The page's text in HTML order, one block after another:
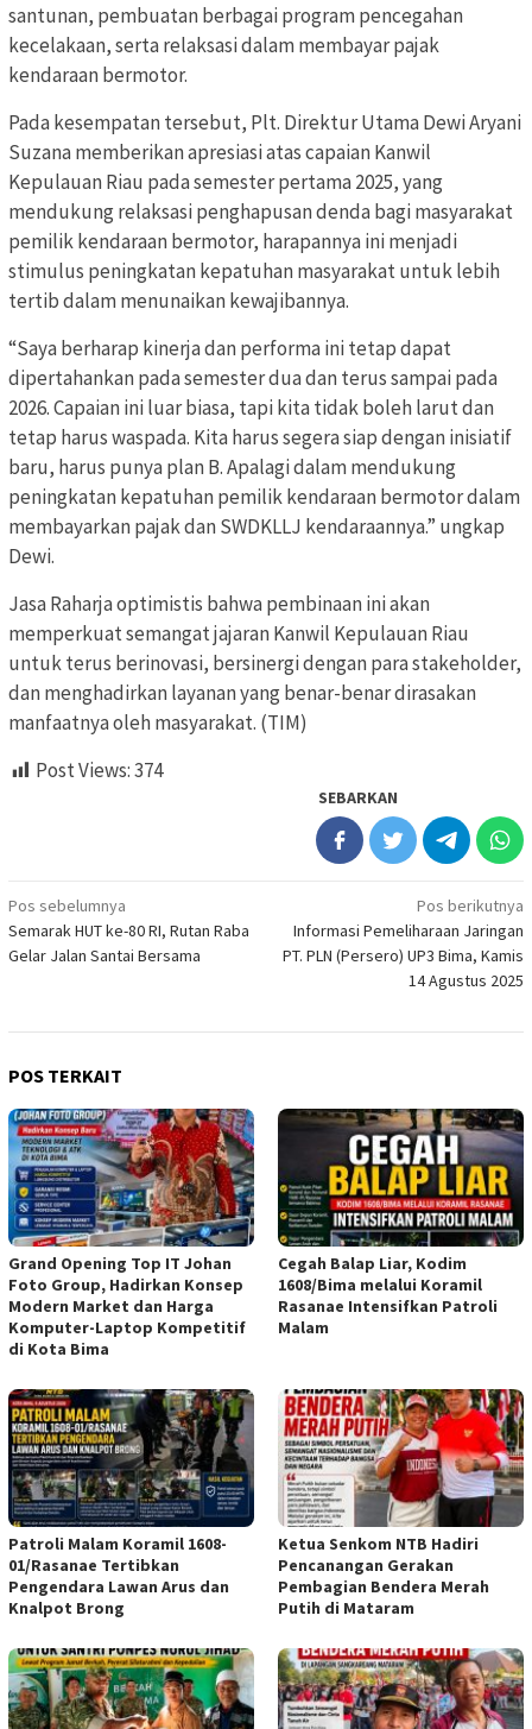
santunan, pembuatan berbagai program pencegahan
kecelakaan, serta relaksasi dalam membayar pajak
kendaraan bermotor.
Pada kesempatan tersebut, Plt. Direktur Utama Dewi Aryani
Suzana memberikan apresiasi atas capaian Kanwil
Kepulauan Riau pada semester pertama 2025, yang
mendukung relaksasi penghapusan denda bagi masyarakat
pemilik kendaraan bermotor, harapannya ini menjadi
stimulus peningkatan kepatuhan masyarakat untuk lebih
tertib dalam menunaikan kewajibannya.
“Saya berharap kinerja dan performa ini tetap dapat
dipertahankan pada semester dua dan terus sampai pada
2026. Capaian ini luar biasa, tapi kita tidak boleh larut dan
tetap harus waspada. Kita harus segera siap dengan inisiatif
baru, harus punya plan B. Apalagi dalam mendukung
peningkatan kepatuhan pemilik kendaraan bermotor dalam
membayarkan pajak dan SWDKLLJ kendaraannya.” ungkap
Dewi.
Jasa Raharja optimistis bahwa pembinaan ini akan
memperkuat semangat jajaran Kanwil Kepulauan Riau
untuk terus berinovasi, bersinergi dengan para stakeholder,
dan menghadirkan layanan yang benar-benar dirasakan
manfaatnya oleh masyarakat. (TIM)
Post Views:374
SEBARKAN
Navigasi
pos
Pos sebelumnya
Semarak HUT ke-80 RI, Rutan Raba
Gelar Jalan Santai Bersama
Pos berikutnya
Informasi Pemeliharaan Jaringan
PT. PLN (Persero) UP3 Bima, Kamis
14 Agustus 2025
POS TERKAIT
Grand Opening Top IT Johan
Foto Group, Hadirkan Konsep
Modern Market dan Harga
Komputer-Laptop Kompetitif
di Kota Bima
Cegah Balap Liar, Kodim
1608/Bima melalui Koramil
Rasanae Intensifkan Patroli
Malam
Patroli Malam Koramil 1608-
01/Rasanae Tertibkan
Pengendara Lawan Arus dan
Knalpot Brong
Ketua Senkom NTB Hadiri
Pencanangan Gerakan
Pembagian Bendera Merah
Putih di Mataram